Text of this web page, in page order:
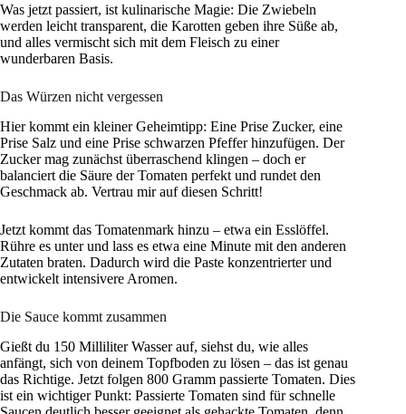
Was jetzt passiert, ist kulinarische Magie: Die Zwiebeln
werden leicht transparent, die Karotten geben ihre Süße ab,
und alles vermischt sich mit dem Fleisch zu einer
wunderbaren Basis.
Das Würzen nicht vergessen
Hier kommt ein kleiner Geheimtipp: Eine Prise Zucker, eine
Prise Salz und eine Prise schwarzen Pfeffer hinzufügen. Der
Zucker mag zunächst überraschend klingen – doch er
balanciert die Säure der Tomaten perfekt und rundet den
Geschmack ab. Vertrau mir auf diesen Schritt!
Jetzt kommt das Tomatenmark hinzu – etwa ein Esslöffel.
Rühre es unter und lass es etwa eine Minute mit den anderen
Zutaten braten. Dadurch wird die Paste konzentrierter und
entwickelt intensivere Aromen.
Die Sauce kommt zusammen
Gießt du 150 Milliliter Wasser auf, siehst du, wie alles
anfängt, sich von deinem Topfboden zu lösen – das ist genau
das Richtige. Jetzt folgen 800 Gramm passierte Tomaten. Dies
ist ein wichtiger Punkt: Passierte Tomaten sind für schnelle